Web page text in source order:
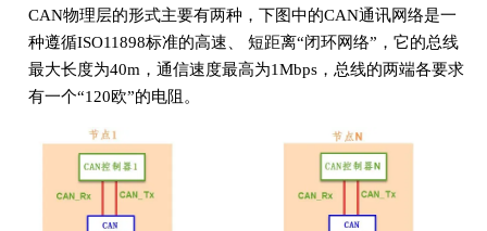
CAN物理层的形式主要有两种，下图中的CAN通讯网络是一
种遵循ISO11898标准的高速、 短距离“闭环网络”，它的总线
最大长度为40m，通信速度最高为1Mbps，总线的两端各要求
有一个“120欧”的电阻。